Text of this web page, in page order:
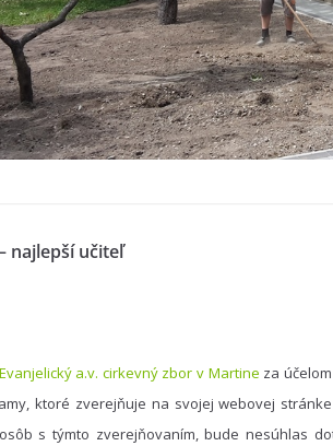
najlepší učiteľ
Evanjelický a.v. cirkevný zbor v Martine za
ktoré zverejňuje na svojej webovej
s týmto zverejňovaním, bude nesúhlas